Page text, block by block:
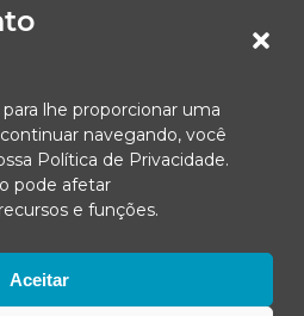
lhe proporcionar uma
navegando, você
Política de Privacidade.
pode afetar
e funções.
Aceitar
da Fenacon.
nossaPolítica de Privacidade
2026